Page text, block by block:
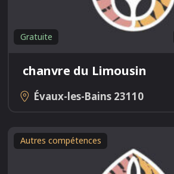
Gratuite
chanvre du Limousin
Évaux-les-Bains 23110
Autres compétences